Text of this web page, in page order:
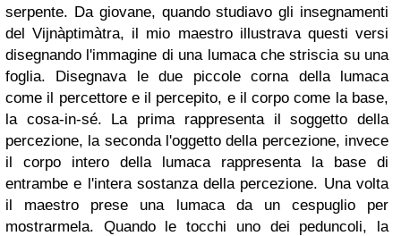
serpente. Da giovane, quando studiavo gli insegnamenti
del Vijnàptimàtra, il mio maestro illustrava questi versi
disegnando l'immagine di una lumaca che striscia su una
foglia. Disegnava le due piccole corna della lumaca
come il percettore e il percepito, e il corpo come la base,
la cosa-in-sé. La prima rappresenta il soggetto della
percezione, la seconda l'oggetto della percezione, invece
il corpo intero della lumaca rappresenta la base di
entrambe e l'intera sostanza della percezione. Una volta
il maestro prese una lumaca da un cespuglio per
mostrarmela. Quando le tocchi uno dei peduncoli, la